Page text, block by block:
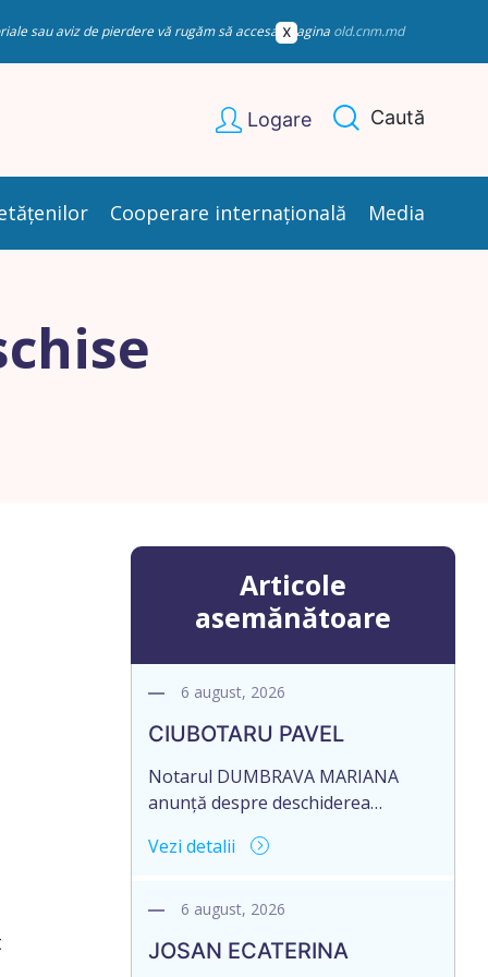
sau aviz de pierdere vă rugăm să accesați pagina old.cnm.md
Logare Caută
Cooperare internațională Media
Articole
asemănătoare
6 august, 2026
CIUBOTARU PAVEL
Notarul DUMBRAVA MARIANA
anunță despre deschiderea
decesului cet. CIUBOTARU PAVEL,
data de 21 MAI 2026, IDNP
succesibilii, că conform
Vezi detalii
6 august, 2026
JOSAN ECATERINA